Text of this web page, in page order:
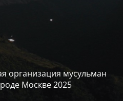
организация мусульман
Москве 2025